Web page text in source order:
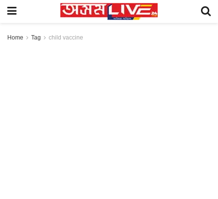
Home Tag child vaccine